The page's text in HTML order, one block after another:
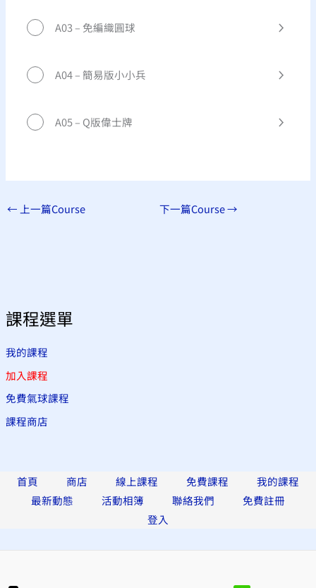
課程選單
我的課程
加入課程
免費氣球課程
課程商店
A03 – 免編織圓球
A04 – 簡易版小小兵
A05 – Q版偉士牌
← 上一篇Course 下一篇Course→
首頁 商店 線上課程 免費課程
我的課程
最新動態
活動相簿 聯絡我們
免費註冊
登入